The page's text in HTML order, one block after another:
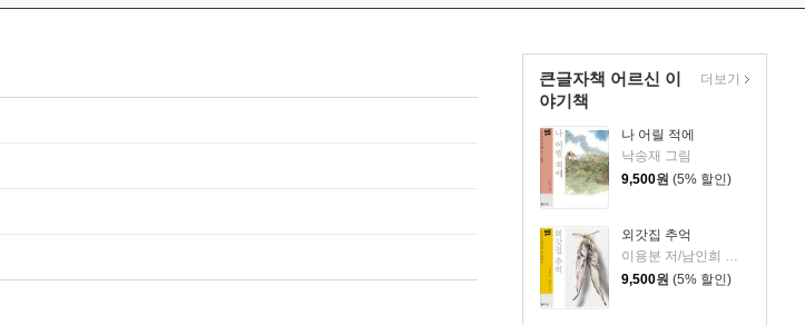
큰글자책 어르신 이
야기책
나 어릴 적에
낙송재 그림
9,500원 (5% 할인)
외갓집 추억
이용분 저/남인희 그림
9,500원 (5% 할인)
더보기